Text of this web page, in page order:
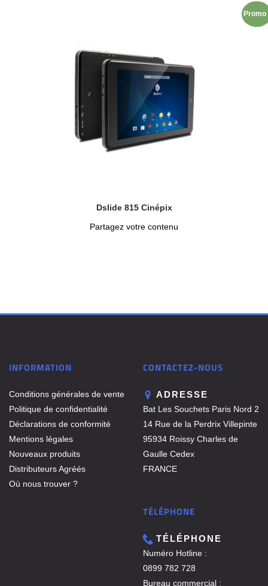
Promo
Dslide 815 Cinépix
Partagez votre contenu
INFORMATION
Conditions générales de vente
Politique de confidentialité
Déclarations de conformité
Mentions légales
Nouveaux produits
Distributeurs Agréés
Où nous trouver ?
CONTACTEZ-NOUS
ADRESSE
Bat Les Souchets Paris Nord 2
14 Rue de la Perdrix Villepinte
95934 Roissy Charles de
Gaulle Cedex
FRANCE
TÉLÉPHONE
TÉLÉPHONE
Numéro Hotline :
0899 782 728
Bureau commercial :